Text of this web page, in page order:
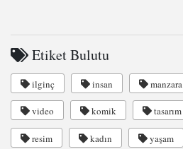
Etiket Bulutu
ilginç insan manzara
video komik tasarım
resim kadın yaşam